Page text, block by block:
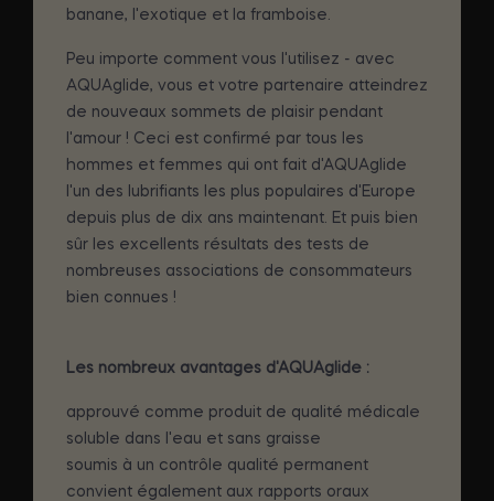
banane, l'exotique et la framboise.
Peu importe comment vous l'utilisez - avec
AQUAglide, vous et votre partenaire atteindrez
de nouveaux sommets de plaisir pendant
l'amour ! Ceci est confirmé par tous les
hommes et femmes qui ont fait d'AQUAglide
l'un des lubrifiants les plus populaires d'Europe
depuis plus de dix ans maintenant. Et puis bien
sûr les excellents résultats des tests de
nombreuses associations de consommateurs
bien connues !
Les nombreux avantages d'AQUAglide :
approuvé comme produit de qualité médicale
soluble dans l'eau et sans graisse
soumis à un contrôle qualité permanent
convient également aux rapports oraux